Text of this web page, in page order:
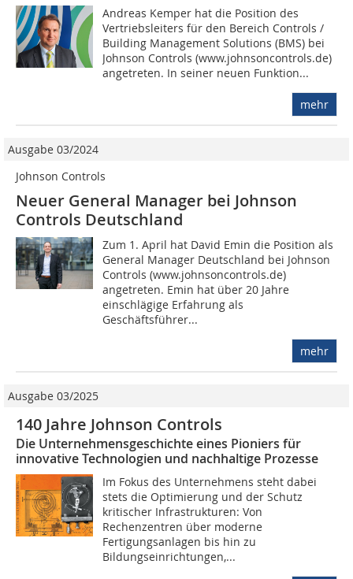
Andreas Kemper hat die Position des
Vertriebsleiters für den Bereich Controls /
Building Management Solutions (BMS) bei
Johnson Controls (www.johnsoncontrols.de)
angetreten. In seiner neuen Funktion...
mehr
Ausgabe 03/2024
Johnson Controls
Neuer General Manager bei Johnson
Controls Deutschland
Zum 1. April hat David Emin die Position als
General Manager Deutschland bei Johnson
Controls (www.johnsoncontrols.de)
angetreten. Emin hat über 20 Jahre
einschlägige Erfahrung als
Geschäftsführer...
mehr
Ausgabe 03/2025
140 Jahre Johnson Controls
Die Unternehmensgeschichte eines Pioniers für
innovative Technologien und nachhaltige Prozesse
Im Fokus des Unternehmens steht dabei
stets die Optimierung und der Schutz
kritischer Infrastrukturen: Von
Rechenzentren über moderne
Fertigungsanlagen bis hin zu
Bildungseinrichtungen,...